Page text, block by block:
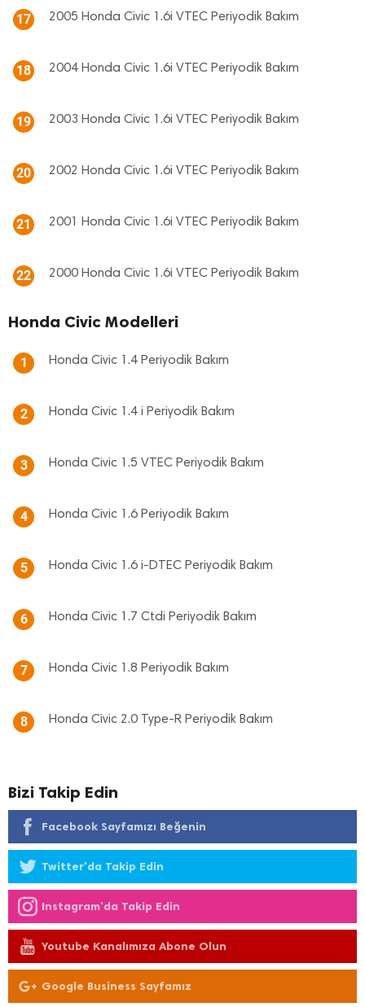
17 2005 Honda Civic 1.6i VTEC Periyodik Bakım
18 2004 Honda Civic 1.6i VTEC Periyodik Bakım
19 2003 Honda Civic 1.6i VTEC Periyodik Bakım
20 2002 Honda Civic 1.6i VTEC Periyodik Bakım
21 2001 Honda Civic 1.6i VTEC Periyodik Bakım
22 2000 Honda Civic 1.6i VTEC Periyodik Bakım
Honda Civic Modelleri
1 Honda Civic 1.4 Periyodik Bakım
2 Honda Civic 1.4 i Periyodik Bakım
3 Honda Civic 1.5 VTEC Periyodik Bakım
4 Honda Civic 1.6 Periyodik Bakım
5 Honda Civic 1.6 i-DTEC Periyodik Bakım
6 Honda Civic 1.7 Ctdi Periyodik Bakım
7 Honda Civic 1.8 Periyodik Bakım
8 Honda Civic 2.0 Type-R Periyodik Bakım
Bizi Takip Edin
Facebook Sayfamızı Beğenin
Twitter'da Takip Edin
Instagram'da Takip Edin
Youtube Kanalımıza Abone Olun
Google Business Sayfamız